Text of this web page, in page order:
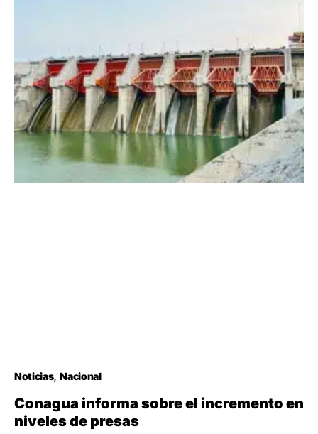
Noticias Nacional
Conagua informa sobre el incremento en
niveles de presas